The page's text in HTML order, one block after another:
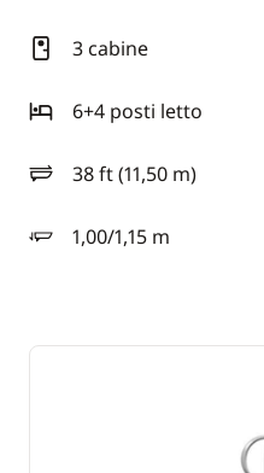
3 cabine
6+4 posti letto
38 ft (11,50 m)
lunghezza
1,00/1,15 m
pescaggio